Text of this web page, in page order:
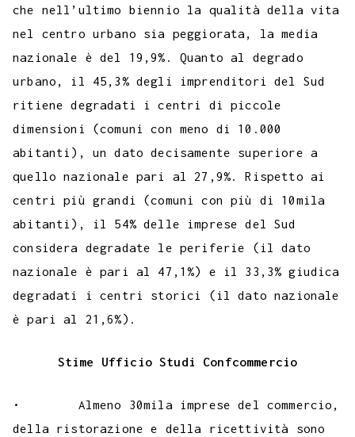
che nell’ultimo biennio la qualità della vita
nel centro urbano sia peggiorata, la media
nazionale è del 19,9%. Quanto al degrado
urbano, il 45,3% degli imprenditori del Sud
ritiene degradati i centri di piccole
dimensioni (comuni con meno di 10.000
abitanti), un dato decisamente superiore a
quello nazionale pari al 27,9%. Rispetto ai
centri più grandi (comuni con più di 10mila
abitanti), il 54% delle imprese del Sud
considera degradate le periferie (il dato
nazionale è pari al 47,1%) e il 33,3% giudica
degradati i centri storici (il dato nazionale
è pari al 21,6%).
Stime Ufficio Studi Confcommercio
• Almeno 30mila imprese del commercio,
della ristorazione e della ricettività sono